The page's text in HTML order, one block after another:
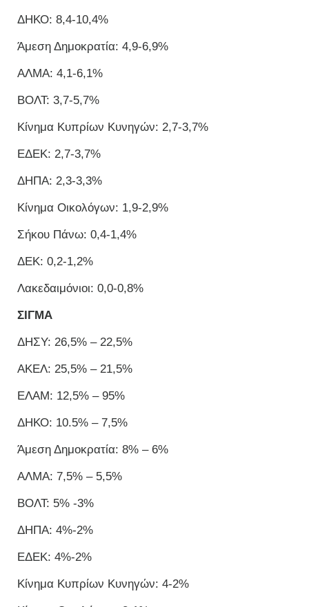
ΔΗΚΟ: 8,4-10,4%
Άμεση Δημοκρατία: 4,9-6,9%
ΑΛΜΑ: 4,1-6,1%
ΒΟΛΤ: 3,7-5,7%
Κίνημα Κυπρίων Κυνηγών: 2,7-3,7%
ΕΔΕΚ: 2,7-3,7%
ΔΗΠΑ: 2,3-3,3%
Κίνημα Οικολόγων: 1,9-2,9%
Σήκου Πάνω: 0,4-1,4%
ΔΕΚ: 0,2-1,2%
Λακεδαιμόνιοι: 0,0-0,8%
ΣΙΓΜΑ
ΔΗΣΥ: 26,5% – 22,5%
ΑΚΕΛ: 25,5% – 21,5%
ΕΛΑΜ: 12,5% – 95%
ΔΗΚΟ: 10.5% – 7,5%
Άμεση Δημοκρατία: 8% – 6%
ΑΛΜΑ: 7,5% – 5,5%
ΒΟΛΤ: 5% -3%
ΔΗΠΑ: 4%-2%
ΕΔΕΚ: 4%-2%
Κίνημα Κυπρίων Κυνηγών: 4-2%